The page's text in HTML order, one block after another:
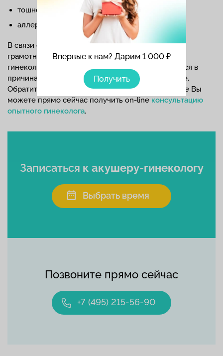
Впервые к нам? Дарим 1 000 ₽
Получить
тошнота;
аллергические реакции и многое другое.
В связи с этим очень важно придти на прием к
грамотным врачам-специалистам, терапевтам,
гинекологам, которые всегда помогут разобраться в
причинах болезни, назначат правильное лечение.
Обратитесь к специалисту! Также на нашем сайте Вы
можете прямо сейчас получить on-line консультацию
опытного гинеколога.
Позвоните прямо сейчас
+7 (495) 215-56-90
Записаться к акушеру-гинекологу
Выбрать время